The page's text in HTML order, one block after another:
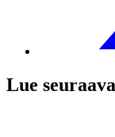
Lue